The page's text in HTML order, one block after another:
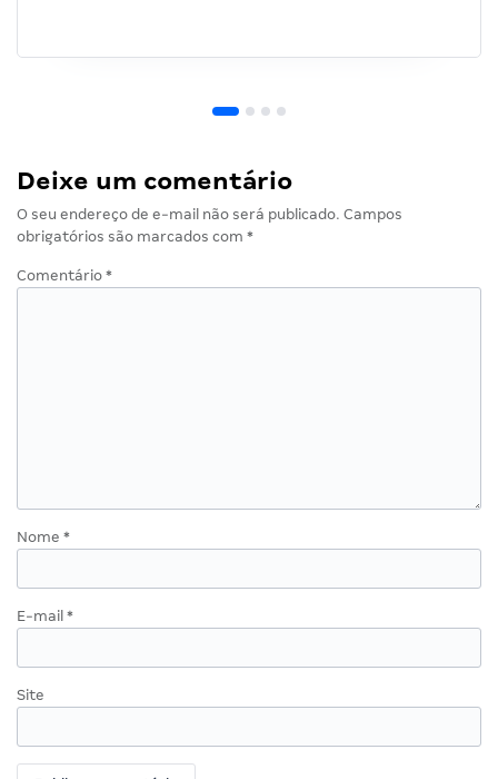
Deixe um comentário
O seu endereço de e-mail não será publicado. Campos
obrigatórios são marcados com *
Comentário *
Nome *
E-mail *
Site